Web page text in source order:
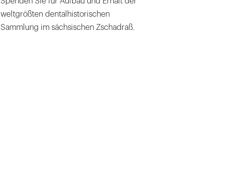
weltgrößten dentalhistorischen
Sammlung im sächsischen Zschadraß.